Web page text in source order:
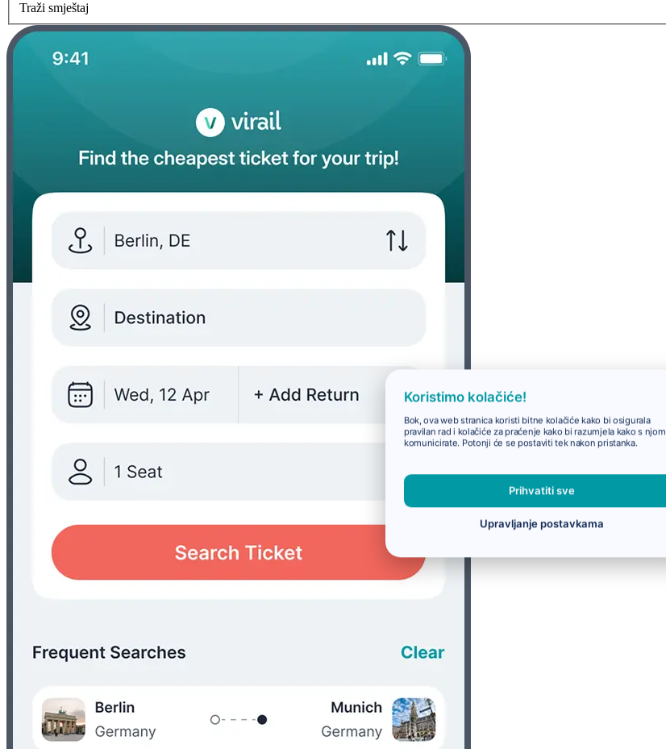
Traži smještaj
Koristimo kolačiće!
Bok, ova web stranica koristi bitne kolačiće kako bi osigurala
pravilan rad i kolačiće za praćenje kako bi razumjela kako s njom
komunicirate. Potonji će se postaviti tek nakon pristanka.
Prihvatiti sve
Upravljanje postavkama